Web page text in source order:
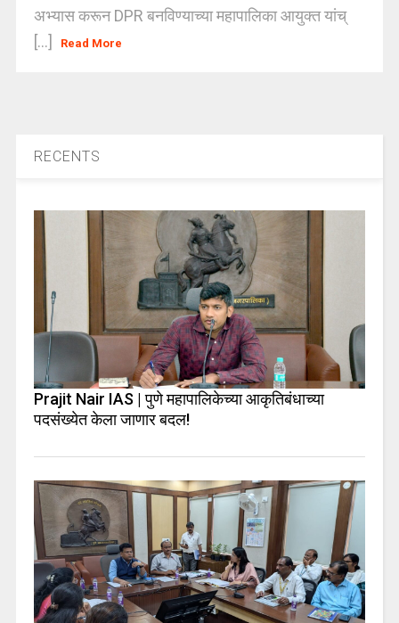
अभ्यास करून DPR बनविण्याच्या महापालिका आयुक्त यांच्
[...]
Read More
RECENTS
Prajit Nair IAS | पुणे महापालिकेच्या आकृतिबंधाच्या
पदसंख्येत केला जाणार बदल!